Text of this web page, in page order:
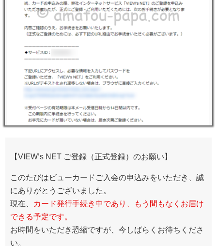
【VIEW’s NET ご登録（正式登録）のお願い】
このたびはビューカードご入会の申込みをいただき、誠
にありがとうございました。
現在、
カード発行手続き中であり、もう間もなくお届け
できる予定です。
お時間をいただき恐縮ですが、今しばらくお待ちくださ
い。